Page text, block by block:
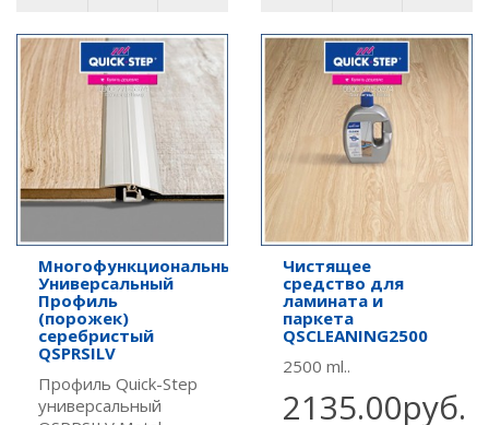
Многофункциональный
Универсальный
Профиль
(порожек)
серебристый
QSPRSILV
Профиль Quick-Step
универсальный
Чистящее
средство для
ламината и
паркета
QSCLEANING2500
2500 ml..
2135.00руб.